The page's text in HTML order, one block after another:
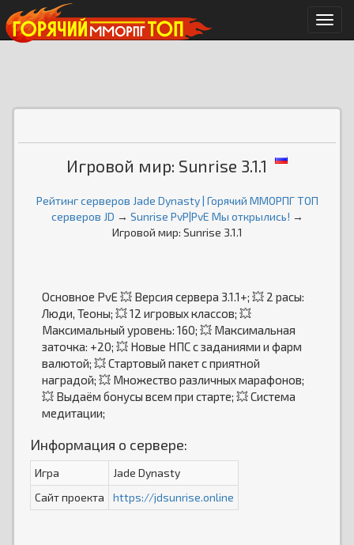
Меню
Игровой мир: Sunrise 3.1.1
Рейтинг серверов Jade Dynasty | Горячий ММОРПГ ТОП
серверов JD → Sunrise PvP|PvE Мы открылись! →
Игровой мир: Sunrise 3.1.1
Основное PvE 💥 Версия сервера 3.1.1+; 💥 2 расы:
Люди, Теоны; 💥 12 игровых классов; 💥
Максимальный уровень: 160; 💥 Максимальная
заточка: +20; 💥 Новые НПС с заданиями и фарм
валютой; 💥 Стартовый пакет с приятной
наградой; 💥 Множество различных марафонов;
💥 Выдаём бонусы всем при старте; 💥 Система
медитации;
Информация о сервере:
Игра
Jade Dynasty
Сайт проекта
https://jdsunrise.online